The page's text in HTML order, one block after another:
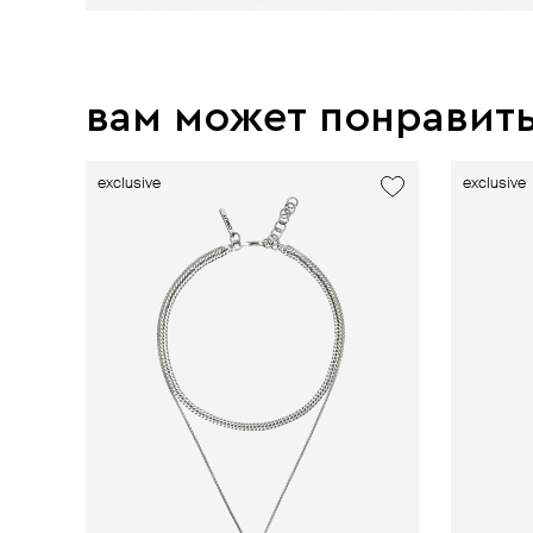
вам может
exclusive exclusive
exclusive exclusive
exclusive exclusive